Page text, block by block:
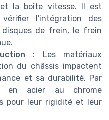
et la boîte vitesse. Il est
l'intégration des
disques de frein, le frein
: Les matériaux
du châssis impactent
et sa durabilité. Par
en acier au chrome
pour leur rigidité et leur